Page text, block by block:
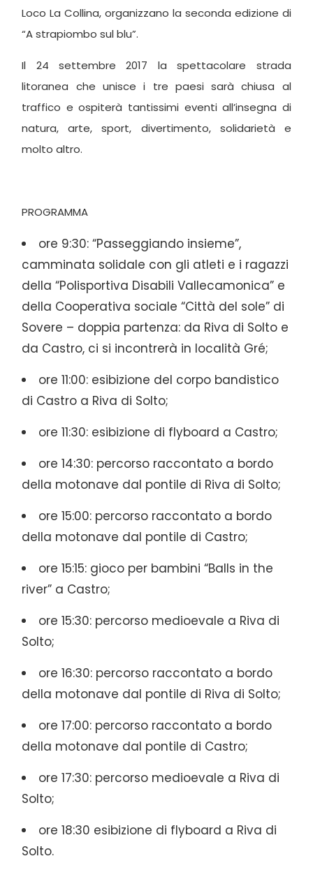
Loco La Collina, organizzano la seconda edizione di
“A strapiombo sul blu”.
Il 24 settembre 2017 la spettacolare strada
litoranea che unisce i tre paesi sarà chiusa al
traffico e ospiterà tantissimi eventi all’insegna di
natura, arte, sport, divertimento, solidarietà e
molto altro.
PROGRAMMA
ore 9:30: “Passeggiando insieme”,
camminata solidale con gli atleti e i ragazzi
della “Polisportiva Disabili Vallecamonica” e
della Cooperativa sociale “Città del sole” di
Sovere – doppia partenza: da Riva di Solto e
da Castro, ci si incontrerà in località Gré;
ore 11:00: esibizione del corpo bandistico
di Castro a Riva di Solto;
ore 11:30: esibizione di flyboard a Castro;
ore 14:30: percorso raccontato a bordo
della motonave dal pontile di Riva di Solto;
ore 15:00: percorso raccontato a bordo
della motonave dal pontile di Castro;
ore 15:15: gioco per bambini “Balls in the
river” a Castro;
ore 15:30: percorso medioevale a Riva di
Solto;
ore 16:30: percorso raccontato a bordo
della motonave dal pontile di Riva di Solto;
ore 17:00: percorso raccontato a bordo
della motonave dal pontile di Castro;
ore 17:30: percorso medioevale a Riva di
Solto;
ore 18:30 esibizione di flyboard a Riva di
Solto.